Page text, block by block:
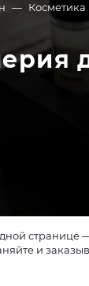
странице
и